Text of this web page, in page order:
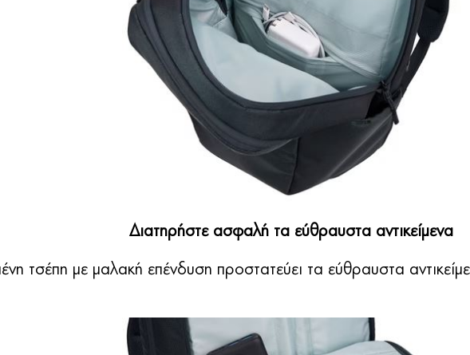
Διατηρήστε ασφαλή τα εύθραυστα αντικείμενα
τσέπη με μαλακή επένδυση προστατεύει τα εύθραυστα